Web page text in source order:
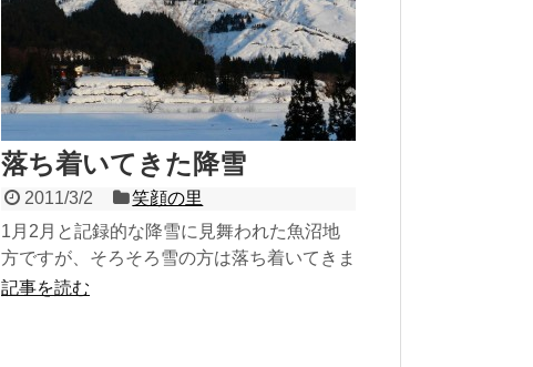
落ち着いてきた降雪
2011/3/2
笑顔の里
1月2月と記録的な降雪に見舞われた魚沼地
方ですが、そろそろ雪の方は落ち着いてきま
した。少しずつ温かくなってきて雪が解け、
記事を読む